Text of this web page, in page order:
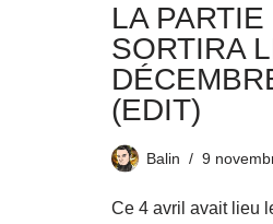
LA
SORTIRA
(EDIT)
Balin 9
Ce 4 avril avait lieu